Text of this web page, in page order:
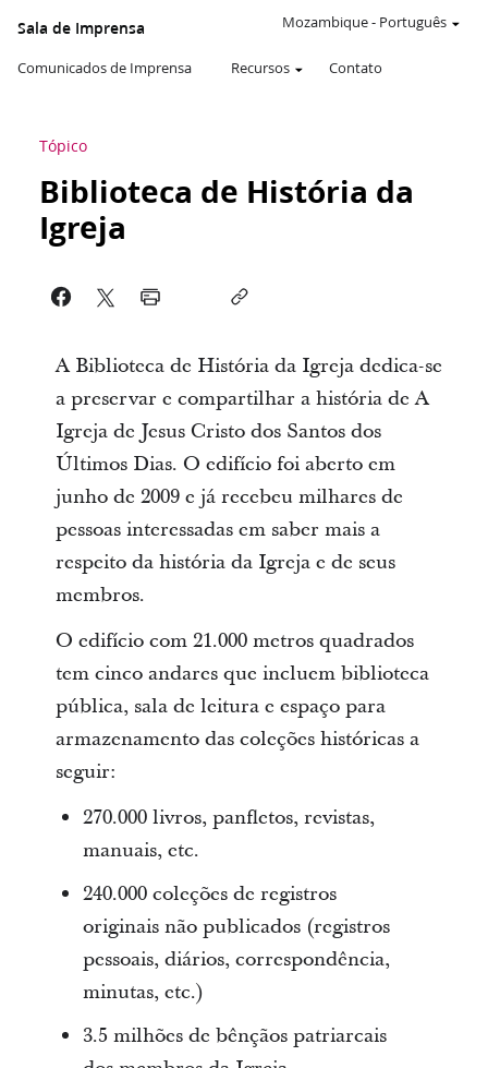
Sala de Imprensa
Comunicados de Imprensa Recursos Contato
Mozambique- Português
Tópico
Biblioteca de História da
Igreja
A Biblioteca de História da Igreja dedica-se
a preservar e compartilhar a história de A
Igreja de Jesus Cristo dos Santos dos
Últimos Dias. O edifício foi aberto em
junho de 2009 e já recebeu milhares de
pessoas interessadas em saber mais a
respeito da história da Igreja e de seus
membros.
O edifício com 21.000 metros quadrados
tem cinco andares que incluem biblioteca
pública, sala de leitura e espaço para
armazenamento das coleções históricas a
seguir:
270.000 livros, panfletos, revistas,
manuais, etc.
240.000 coleções de registros
originais não publicados (registros
pessoais, diários, correspondência,
minutas, etc.)
3.5 milhões de bênçãos patriarcais